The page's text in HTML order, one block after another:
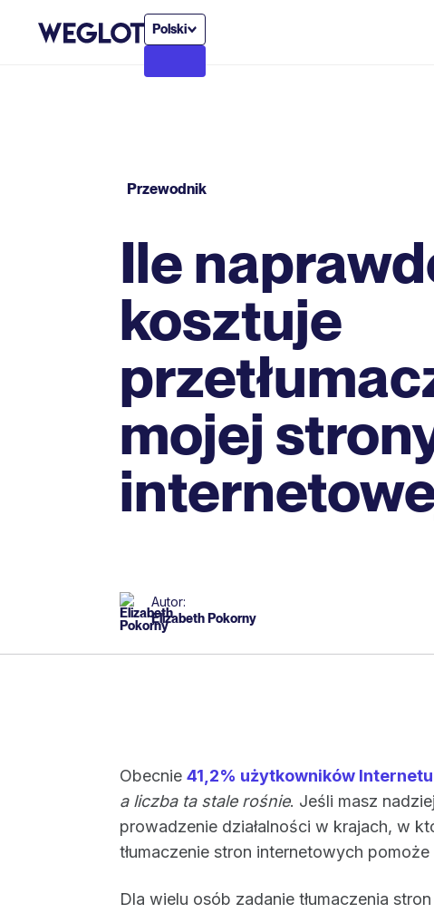
Polski
Przewodnik
Ile
kosztuje
mojej
Autor:
Elizabeth Pokorny
Obecnie 41,2% użytkowników Internetu
a liczba ta stale rośnie. Jeśli masz
prowadzenie działalności w krajach, w
tłumaczenie stron internetowych
Dla wielu osób zadanie tłumaczenia